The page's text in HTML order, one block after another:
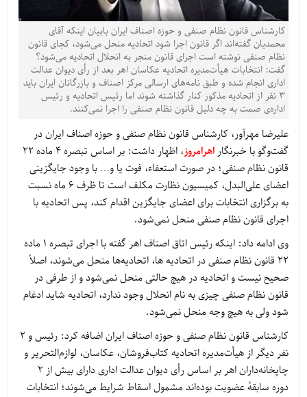
کارشناس قانون نظام صنفی و حوزه اصناف ایران بابیان اینکه آقای
محمدیان گفته‌اند اگر قانون اجرا شود اتحادیه منحل می‌شود، کجای قانون
نظام صنفی نوشته است اجرای قانون منجر به انحلال اتحادیه می‌شود؟
گفت: انتخابات هیأت‌مدیره اتحادیه عکاسان اهر بعد از رأی دیوان عدالت
اداری انجام شده و طبق نامه‌های ارسالی مرکز اصناف و بازرگانان ایران باید
۳ نفر از اتحادیه مذکور کنار گذاشته شوند اما رئیس اتحادیه و رئیس
اداره‌ی صمت به چه دلیل قانون نظام صنفی را اجرا نمی‌کنند.
علیرضا مهرآور، کارشناس قانون نظام صنفی و حوزه اصناف ایران در
گفت‌وگو با خبرنگاراهرامروز
، اظهار داشت: بر اساس تبصره ۴ ماده ۲۲
قانون نظام صنفی؛ در صورت استعفاء، فوت یا و… با وجود جایگزینی
اعضای علی‌البدل، کمیسیون نظارت مکلف است تا ظرف ۶ ماه نسبت
به برگزاری انتخابات برای اعضای جایگزین اقدام کند، پس اتحادیه با
اجرای قانون نظام صنفی منحل نمی‌شود.
وی ادامه داد: اینکه رئیس اتاق اصناف اهر گفته با اجرای تبصره ۱ ماده
۲۲ قانون نظام صنفی در اتحادیه ها، اتحادیه‌ها منحل می‌شوند، اصلاً
صحیح نیست و اتحادیه در هیچ حالتی منحل نمی‌شود و از طرفی در
قانون نظام صنفی چیزی به نام انحلال وجود ندارد، اتحادیه شاید ادغام
شود ولی به هیچ وجه منحل نمی‌شود.
کارشناس قانون نظام صنفی و حوزه اصناف ایران اضافه کرد: رئیس و ۲
نفر دیگر از هیأت‌مدیره اتحادیه کتاب‌فروشان، عکاسان، لوازم‌التحریر و
چاپخانه‌داران اهر بر اساس رأی دیوان عدالت اداری دارای بیش از ۲
دوره سابقهٔ عضویت بوده‌اند مشمول اسقاط شرایط می‌شوند؛ انتخابات